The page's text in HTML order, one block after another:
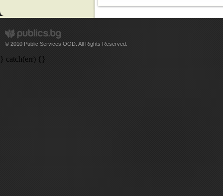
© 2010 Public Services OOD. All Rights Reserved.
} catch(err) {}